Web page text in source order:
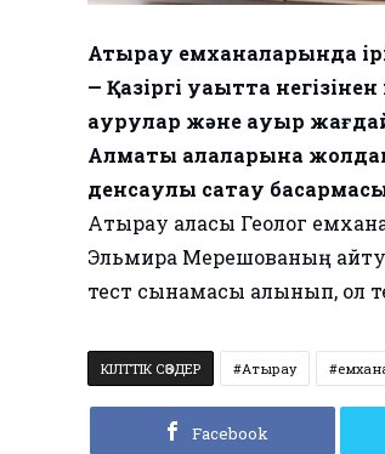
Атырау емханаларында
— Қазіргі уақытта
аурулар және ауыр
Алматы қалаларына
денсаулық сақтау
Атырау қаласы Геолог
Эльмира Мерешованың
тест сынамасы алынып, ол
КІЛТТІК СӨЗДЕР Атырау
Facebook